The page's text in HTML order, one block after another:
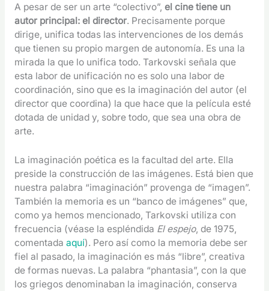
A pesar de ser un arte “colectivo”, el cine tiene un
autor principal: el director. Precisamente porque
dirige, unifica todas las intervenciones de los demás
que tienen su propio margen de autonomía. Es una la
mirada la que lo unifica todo. Tarkovski señala que
esta labor de unificación no es solo una labor de
coordinación, sino que es la imaginación del autor (el
director que coordina) la que hace que la película esté
dotada de unidad y, sobre todo, que sea una obra de
arte.
La imaginación poética es la facultad del arte. Ella
preside la construcción de las imágenes. Está bien que
nuestra palabra “imaginación” provenga de “imagen”.
También la memoria es un “banco de imágenes” que,
como ya hemos mencionado, Tarkovski utiliza con
frecuencia (véase la espléndida El espejo, de 1975,
comentada aquí). Pero así como la memoria debe ser
fiel al pasado, la imaginación es más “libre”, creativa
de formas nuevas. La palabra “phantasia”, con la que
los griegos denominaban la imaginación, conserva